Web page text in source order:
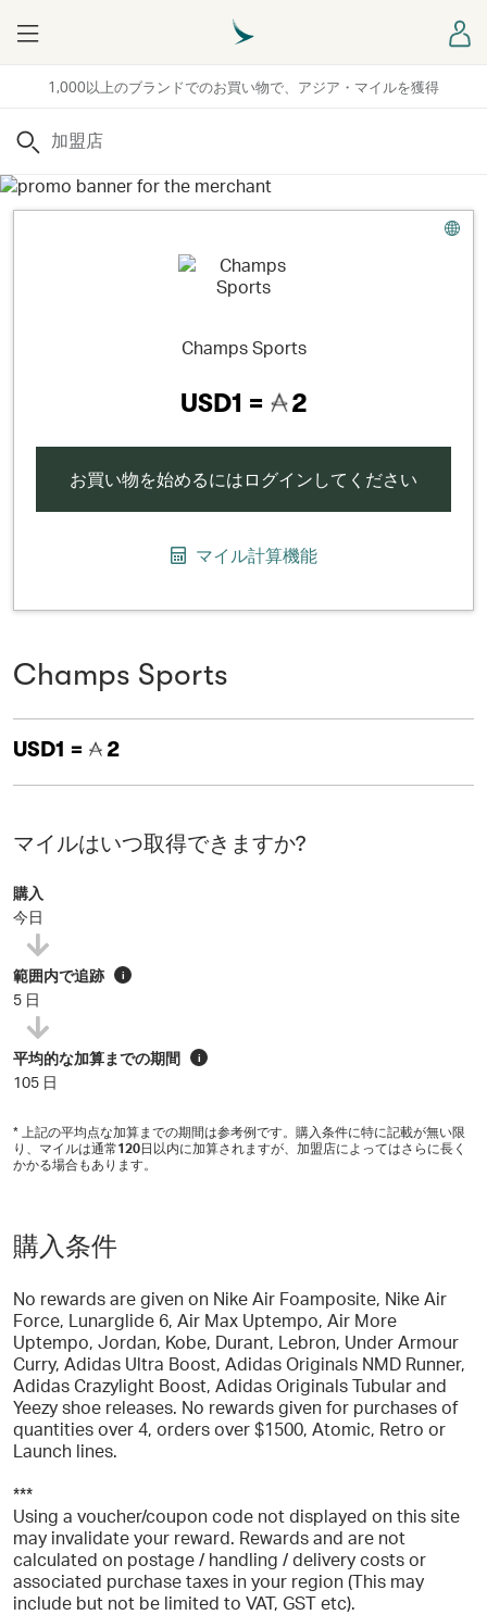
1,000以上のブランドでのお買い物で、アジア・マイルを獲得
Menu
検索
Champs Sports
USD1 = 2
お買い物を始めるにはログインしてください
マイル計算機能
Champs Sports
USD1 = 2
マイルはいつ取得できますか?
購入
今日
範囲内で追跡 i
5 日
平均的な加算までの期間 i
105 日
* 上記の平均点な加算までの期間は参考例です。購入条件に特に記載が無い限
り、マイルは通常120日以内に加算されますが、加盟店によってはさらに長く
かかる場合もあります。
購入条件
No rewards are given on Nike Air Foamposite, Nike Air
Force, Lunarglide 6, Air Max Uptempo, Air More
Uptempo, Jordan, Kobe, Durant, Lebron, Under Armour
Curry, Adidas Ultra Boost, Adidas Originals NMD Runner,
Adidas Crazylight Boost, Adidas Originals Tubular and
Yeezy shoe releases. No rewards given for purchases of
quantities over 4, orders over $1500, Atomic, Retro or
Launch lines.
***
Using a voucher/coupon code not displayed on this site
may invalidate your reward. Rewards and are not
calculated on postage / handling / delivery costs or
associated purchase taxes in your region (This may
include but not be limited to VAT, GST etc).